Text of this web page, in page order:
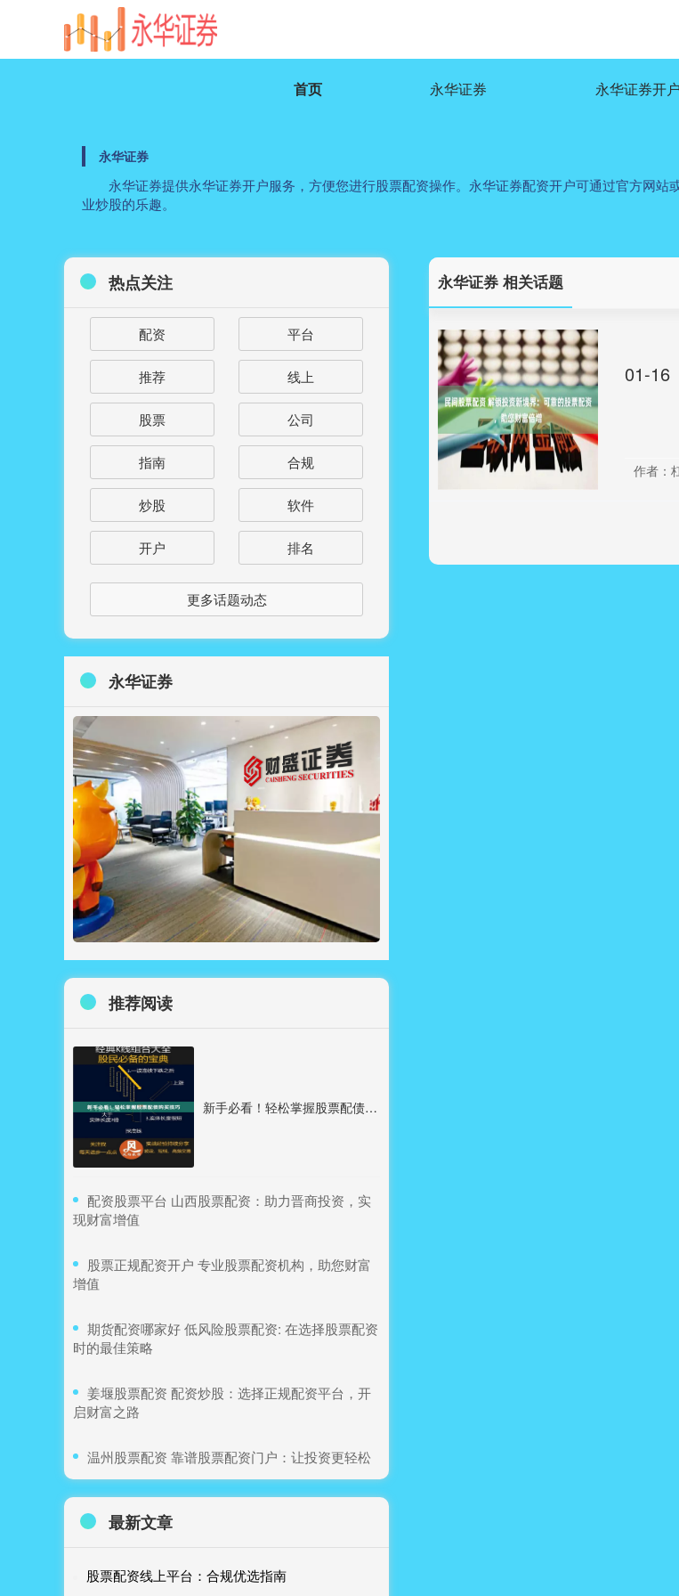
首页 永华证券 永华证券开户
永华证券
永华证券提供永华证券开户服务，方便您进行股票配资操作。永华证券配资开户可通过官方网
业炒股的乐趣。
永华证券 相关话题
01-16
作者：
热点关注
配资 平台
推荐 线上
股票 公司
指南 合规
炒股 软件
开户 排名
更多话题动态
永华证券
推荐阅读
新手必看！轻松掌握股票配债购买技巧
​配资股票平台 山西股票配资：助力晋商投资，实
现财富增值
​股票正规配资开户 专业股票配资机构，助您财富
增值
​期货配资哪家好 低风险股票配资: 在选择股票配资
时的最佳策略
​姜堰股票配资 配资炒股：选择正规配资平台，开
启财富之路
​温州股票配资 靠谱股票配资门户：让投资更轻松
最新文章
股票配资线上平台：合规优选指南